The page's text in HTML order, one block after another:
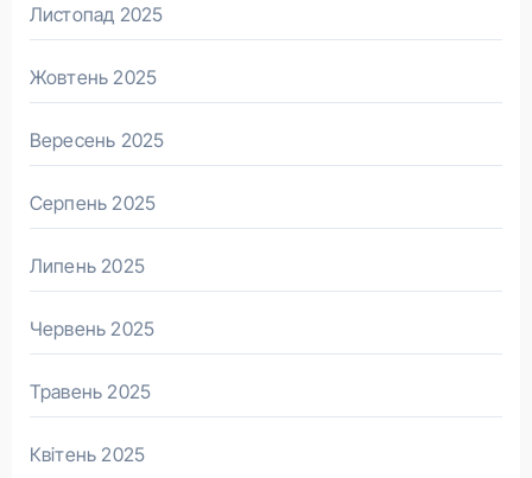
Листопад 2025
Жовтень 2025
Вересень 2025
Серпень 2025
Липень 2025
Червень 2025
Травень 2025
Квітень 2025